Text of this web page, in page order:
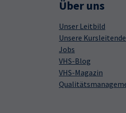
Über uns
Unser Leitbild
Unsere
Jobs
VHS-Blog
VHS-Magazin